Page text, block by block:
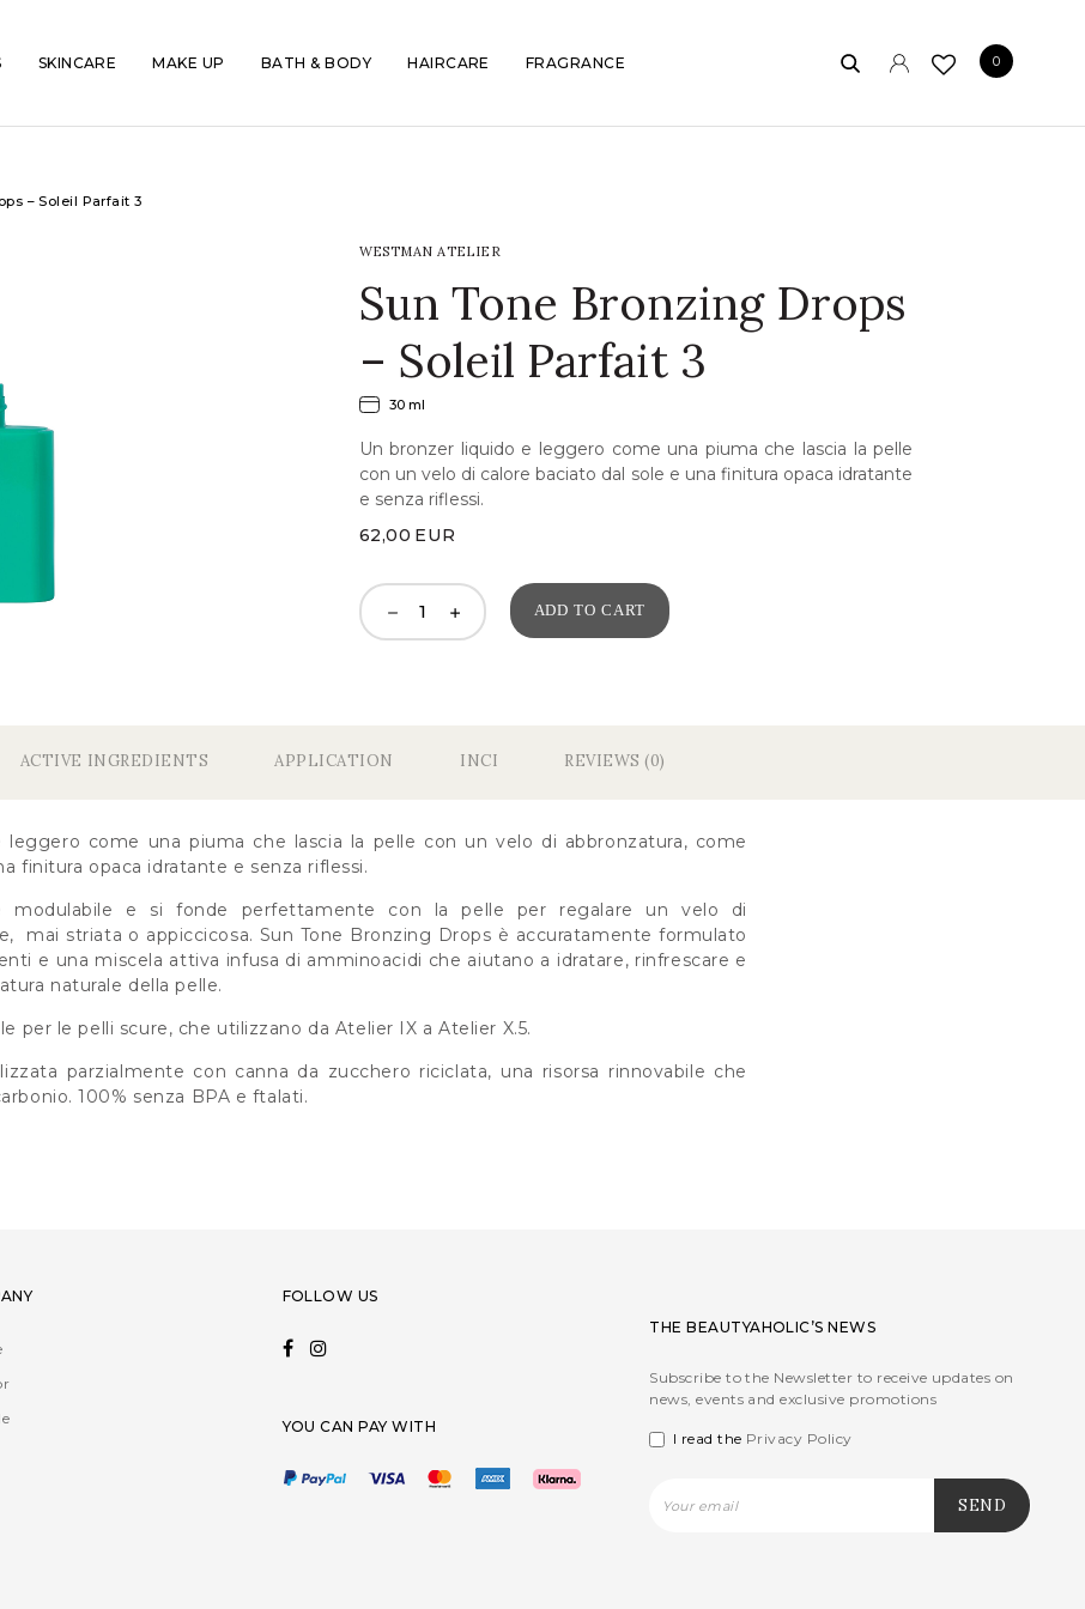
0
SKINCARE MAKE UP BATH & BODY HAIRCARE FRAGRANCE
– Soleil Parfait 3
WESTMAN ATELIER
Sun Tone Bronzing Drops
– Soleil Parfait 3
30 ml
Un bronzer liquido e leggero come una piuma che lascia la pelle
con un velo di calore baciato dal sole e una finitura opaca idratante
e senza riflessi.
62,00 EUR
ADD TO CART
ACTIVE INGREDIENTS APPLICATION INCI REVIEWS (0)
leggero come una piuma che lascia la pelle con un velo di abbronzatura, come
finitura opaca idratante e senza riflessi.
modulabile e si fonde perfettamente con la pelle per regalare un velo di
mai striata o appiccicosa. Sun Tone Bronzing Drops è accuratamente formulato
e una miscela attiva infusa di amminoacidi che aiutano a idratare, rinfrescare e
naturale della pelle.
per le pelli scure, che utilizzano da Atelier IX a Atelier X.5.
parzialmente con canna da zucchero riciclata, una risorsa rinnovabile che
100% senza BPA e ftalati.
FOLLOW US
YOU CAN PAY WITH
THE BEAUTYAHOLIC’S NEWS
Subscribe to the Newsletter to receive updates on
news, events and exclusive promotions
I read the Privacy Policy